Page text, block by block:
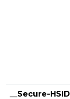
__Secure-HSID